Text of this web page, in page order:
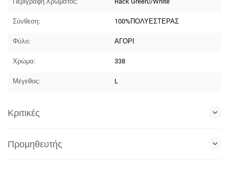
Σύνθεση: 100%ΠΟΛΥΕΣΤΕΡΑΣ
Φύλο: ΑΓΟΡΙ
Χρώμα: 338
Μέγεθος: L
Κριτικές
Προμηθευτής